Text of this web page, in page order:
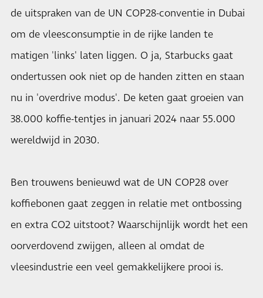
de uitspraken van de UN COP28-conventie in Dubai
om de vleesconsumptie in de rijke landen te
matigen 'links' laten liggen. O ja, Starbucks gaat
ondertussen ook niet op de handen zitten en staan
nu in 'overdrive modus'. De keten gaat groeien van
38.000 koffie-tentjes in januari 2024 naar 55.000
wereldwijd in 2030.
Ben trouwens benieuwd wat de UN COP28 over
koffiebonen gaat zeggen in relatie met ontbossing
en extra CO2 uitstoot? Waarschijnlijk wordt het een
oorverdovend zwijgen, alleen al omdat de
vleesindustrie een veel gemakkelijkere prooi is.